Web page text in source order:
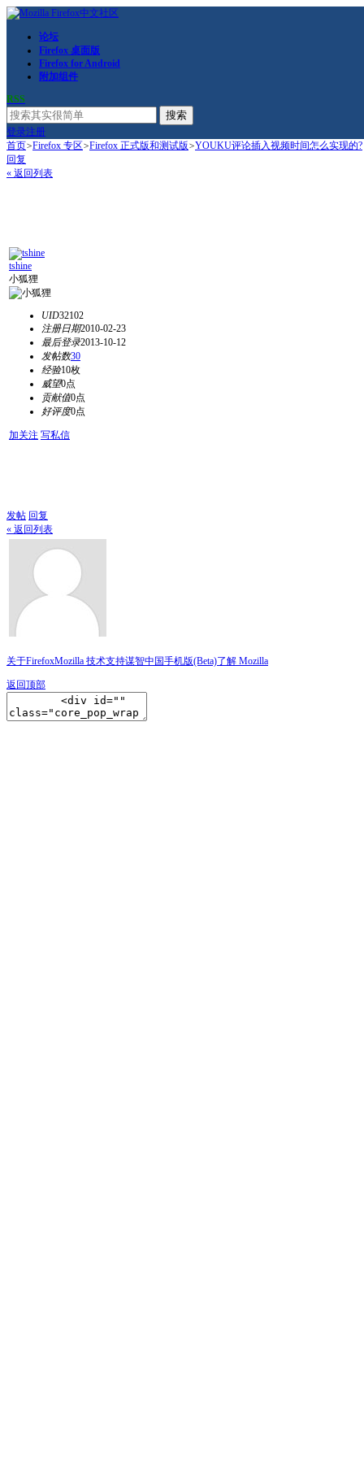
论坛
Firefox 桌面版
Firefox for Android
附加组件
RSS
搜索
登录注册
首页>Firefox 专区>Firefox 正式版和测试版>YOUKU评论插入视频时间怎么实现的?
回复
« 返回列表
tshine
小狐狸
UID32102
注册日期2010-02-23
最后登录2013-10-12
发帖数30
经验10枚
威望0点
贡献值0点
好评度0点
加关注 写私信
发帖 回复
« 返回列表
关于FirefoxMozilla 技术支持谋智中国手机版(Beta)了解 Mozilla
返回顶部